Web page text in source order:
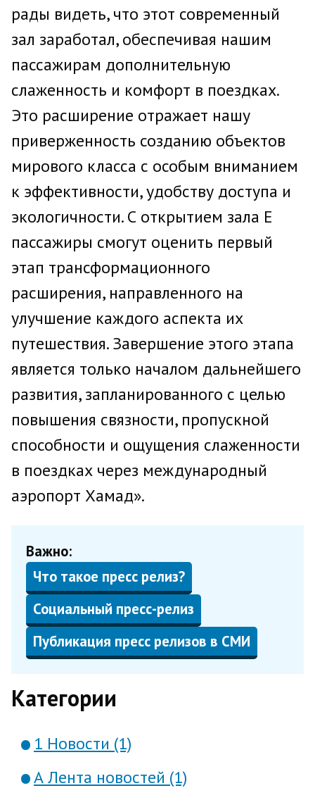
рады видеть, что этот современный
зал заработал, обеспечивая нашим
пассажирам дополнительную
слаженность и комфорт в поездках.
Это расширение отражает нашу
приверженность созданию объектов
мирового класса с особым вниманием
к эффективности, удобству доступа и
экологичности. С открытием зала E
пассажиры смогут оценить первый
этап трансформационного
расширения, направленного на
улучшение каждого аспекта их
путешествия. Завершение этого этапа
является только началом дальнейшего
развития, запланированного с целью
повышения связности, пропускной
способности и ощущения слаженности
в поездках через международный
аэропорт Хамад».
Важно:
Что такое пресс релиз?
Социальный пресс-релиз
Публикация пресс релизов в СМИ
Категории
1 Новости (1)
А Лента новостей (1)